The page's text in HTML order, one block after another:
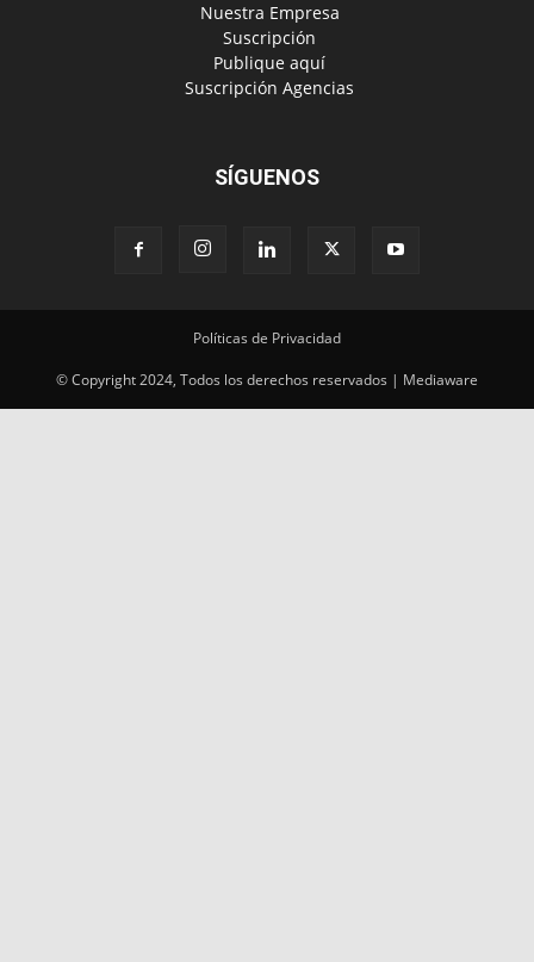
‎ Nuestra Empresa
‎ Suscripción
‎ Publique aquí
‎ Suscripción Agencias
SÍGUENOS
Políticas de Privacidad
© Copyright 2024, Todos los derechos reservados | Mediaware